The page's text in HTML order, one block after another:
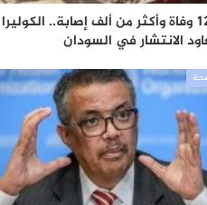
120 وفاة وأكثر من ألف إصابة.. الكوليرا
الانتشار في السودان